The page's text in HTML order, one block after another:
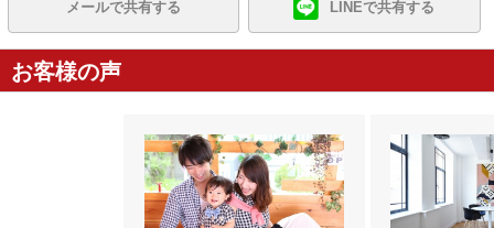
メールで共有する LINEで共有する
お客様の声